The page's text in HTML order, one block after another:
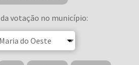
votação no município: